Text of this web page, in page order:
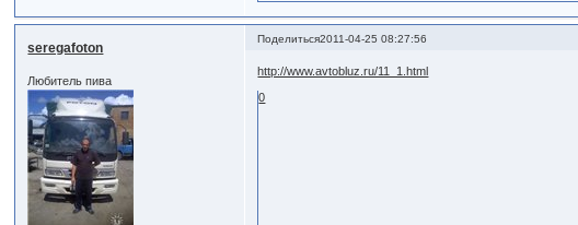
Поделиться2011-04-25 08:27:56
seregafoton
Любитель пива
http://www.avtobluz.ru/11_1.html
0